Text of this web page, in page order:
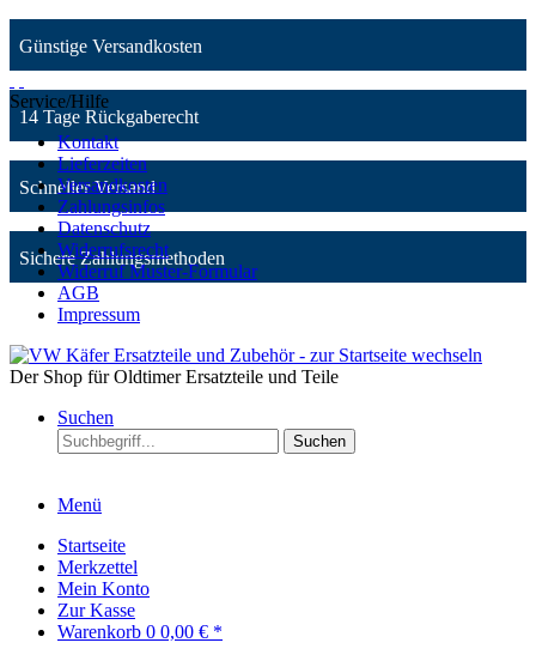
Günstige Versandkosten
14 Tage Rückgaberecht
Schneller Versand
Sichere Zahlungsmethoden
Service/Hilfe
Kontakt
Lieferzeiten
Versandkosten
Zahlungsinfos
Datenschutz
Widerrufsrecht
Widerruf Muster-Formular
AGB
Impressum
Der Shop für Oldtimer Ersatzteile und Teile
Suchen
Suchen
Menü
Startseite
Merkzettel
Mein Konto
Zur Kasse
Warenkorb 0 0,00 € *